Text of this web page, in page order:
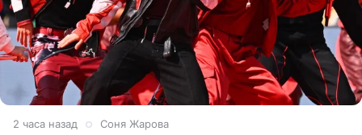
2 часа назад Соня Жарова